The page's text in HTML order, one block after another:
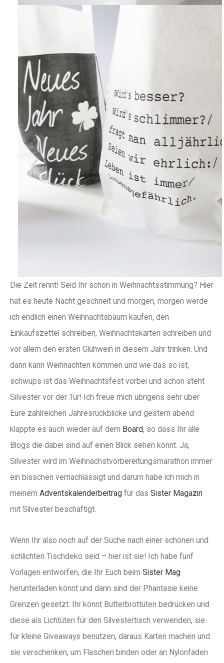
Die Zeit rennt! Seid Ihr schon in Weihnachtsstimmung? Hier
hat es heute Nacht geschneit und morgen, morgen werde
ich endlich einen Weihnachtsbaum kaufen, den
Einkaufszettel schreiben, Weihnachtskarten schreiben und
vor allem den ersten Glühwein in diesem Jahr trinken. Und
dann kann Weihnachten kommen und wie das so ist,
schwups ist das Weihnachtsfest vorbei und schon steht
Silvester vor der Tür! Ich freue mich übrigens sehr über
Eure zahlreichen Jahresrückblicke und gestern abend
klappte es auch wieder auf dem Board, so dass Ihr alle
Blogs die dabei sind auf einen Blick sehen könnt. Ja,
Silvester wird im Weihnachstvorbereitungsmarathon immer
ein bisschen vernachlässigt und darum habe ich mich in
meinem Adventskalenderbeitrag für das Sister Magazin
mit Silvester beschäftigt.
Wenn Ihr also noch auf der Suche nach einer schönen und
schlichten Tischdeko seid – hier ist sie! Ich habe fünf
Vorlagen entworfen, die Ihr Euch beim Sister Mag
herunterladen könnt und dann sind der Phantasie keine
Grenzen gesetzt: Ihr könnt Butterbrottüten bedrucken und
diese als Lichtüten für den Silvestertisch verwenden, sie
für kleine Giveaways benutzen, daraus Karten machen und
sie verschenken, um Flaschen binden oder an Nylonfäden